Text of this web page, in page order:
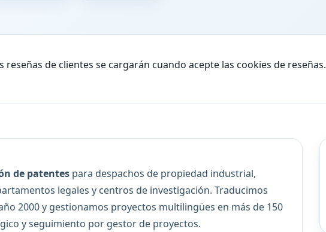
reseñas de clientes se cargarán cuando acepte las cookies de reseñas.
de patentes para despachos de propiedad industrial,
legales y centros de investigación. Traducimos
2000 y gestionamos proyectos multilingües en más de 150
y seguimiento por gestor de proyectos.